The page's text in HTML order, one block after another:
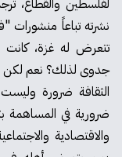
لفلسطين والقطاع،
نشرته تباعاً منشورات
تتعرض له غزة،
جدوى لذلك؟ نعم لكن
الثقافة ضرورة
ضرورية في المساهمة
والاقتصادية